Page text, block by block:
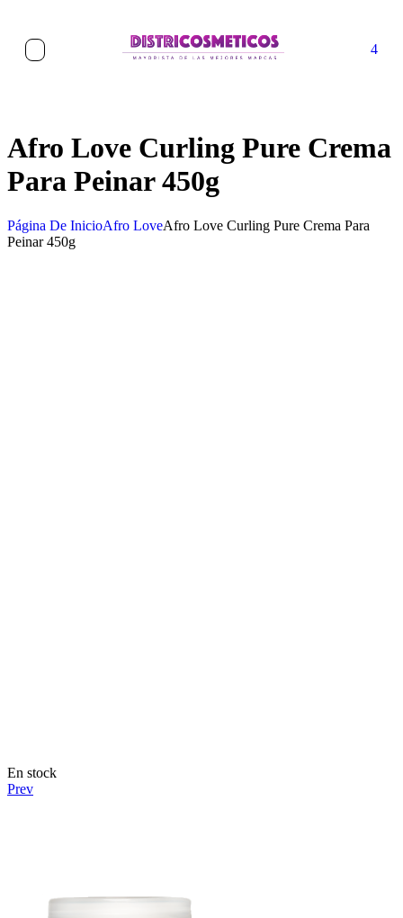
4
Afro Love Curling Pure Crema
Para Peinar 450g
Página De InicioAfro LoveAfro Love Curling Pure Crema Para
Peinar 450g
En stock
Prev